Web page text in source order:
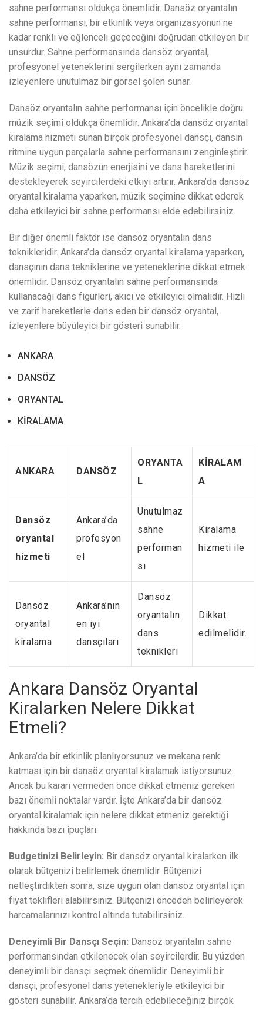
sahne performansı oldukça önemlidir. Dansöz oryantalın
sahne performansı, bir etkinlik veya organizasyonun ne
kadar renkli ve eğlenceli geçeceğini doğrudan etkileyen bir
unsurdur. Sahne performansında dansöz oryantal,
profesyonel yeteneklerini sergilerken aynı zamanda
izleyenlere unutulmaz bir görsel şölen sunar.
Dansöz oryantalın sahne performansı için öncelikle doğru
müzik seçimi oldukça önemlidir. Ankara’da dansöz oryantal
kiralama hizmeti sunan birçok profesyonel dansçı, dansın
ritmine uygun parçalarla sahne performansını zenginleştirir.
Müzik seçimi, dansözün enerjisini ve dans hareketlerini
destekleyerek seyircilerdeki etkiyi artırır. Ankara’da dansöz
oryantal kiralama yaparken, müzik seçimine dikkat ederek
daha etkileyici bir sahne performansı elde edebilirsiniz.
Bir diğer önemli faktör ise dansöz oryantalın dans
teknikleridir. Ankara’da dansöz oryantal kiralama yaparken,
dansçının dans tekniklerine ve yeteneklerine dikkat etmek
önemlidir. Dansöz oryantalın sahne performansında
kullanacağı dans figürleri, akıcı ve etkileyici olmalıdır. Hızlı
ve zarif hareketlerle dans eden bir dansöz oryantal,
izleyenlere büyüleyici bir gösteri sunabilir.
ANKARA
DANSÖZ
ORYANTAL
KİRALAMA
ANKARA DANSÖZ
ORYANTA
L
KİRALAM
A
Dansöz
oryantal
hizmeti
Ankara’da
profesyon
el
Unutulmaz
sahne
performan
sı
Kiralama
hizmeti ile
Dansöz
oryantal
kiralama
Ankara’nın
en iyi
dansçıları
Dansöz
oryantalın
dans
teknikleri
Dikkat
edilmelidir.
Ankara Dansöz Oryantal
Kiralarken Nelere Dikkat
Etmeli?
Ankara’da bir etkinlik planlıyorsunuz ve mekana renk
katması için bir dansöz oryantal kiralamak istiyorsunuz.
Ancak bu kararı vermeden önce dikkat etmeniz gereken
bazı önemli noktalar vardır. İşte Ankara’da bir dansöz
oryantal kiralamak için nelere dikkat etmeniz gerektiği
hakkında bazı ipuçları:
Budgetinizi Belirleyin: Bir dansöz oryantal kiralarken ilk
olarak bütçenizi belirlemek önemlidir. Bütçenizi
netleştirdikten sonra, size uygun olan dansöz oryantal için
fiyat teklifleri alabilirsiniz. Bütçenizi önceden belirleyerek
harcamalarınızı kontrol altında tutabilirsiniz.
Deneyimli Bir Dansçı Seçin: Dansöz oryantalın sahne
performansından etkilenecek olan seyircilerdir. Bu yüzden
deneyimli bir dansçı seçmek önemlidir. Deneyimli bir
dansçı, profesyonel dans yetenekleriyle etkileyici bir
gösteri sunabilir. Ankara’da tercih edebileceğiniz birçok